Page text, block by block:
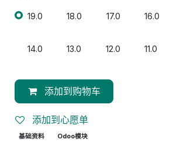
19.0 18.0 17.0 16.0
14.0 13.0 12.0 11.0
添加到购物车
添加到心愿单
基础资料 Odoo模块